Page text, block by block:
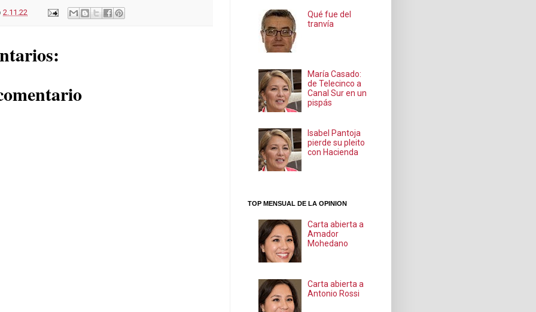
2.11.22
Qué fue del
tranvía
María Casado:
de Telecinco a
Canal Sur en un
pispás
Isabel Pantoja
pierde su pleito
con Hacienda
TOP MENSUAL DE LA OPINION
Carta abierta a
Amador
Mohedano
Carta abierta a
Antonio Rossi